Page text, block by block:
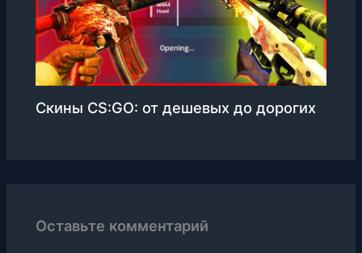
Скины CS:GO: от дешевых до дорогих
Оставьте комментарий